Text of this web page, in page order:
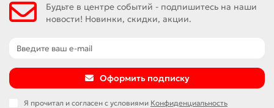
Будьте в центре событий - подпишитесь на наши
новости! Новинки, скидки, акции.
Оформить подписку
Я прочитал и согласен с условиями Конфиденциальность